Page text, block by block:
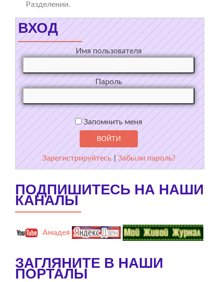
Разделении.
ВХОД
Имя пользователя
Пароль
Запомнить меня
Зарегистрируйтесь |Забыли пароль?
ПОДПИШИТЕСЬ НА НАШИ
КАНАЛЫ
Амадея
ЗАГЛЯНИТЕ В НАШИ
ПОРТАЛЫ